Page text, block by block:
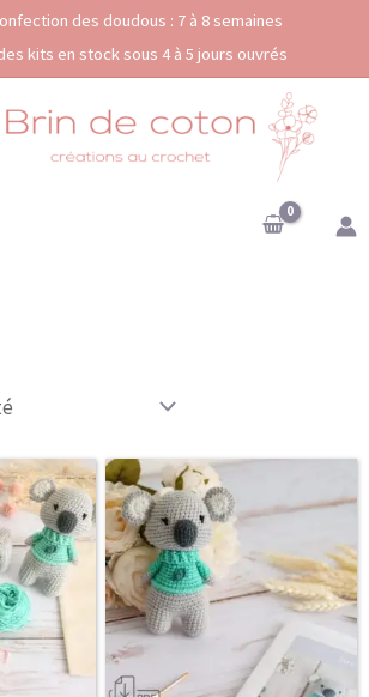
des doudous : 7 à 8 semaines
kits en stock sous 4 à 5 jours ouvrés
:
€
€
Ce
produit
a
plusieurs
variations.
Les
options